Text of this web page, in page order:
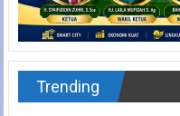
Trending